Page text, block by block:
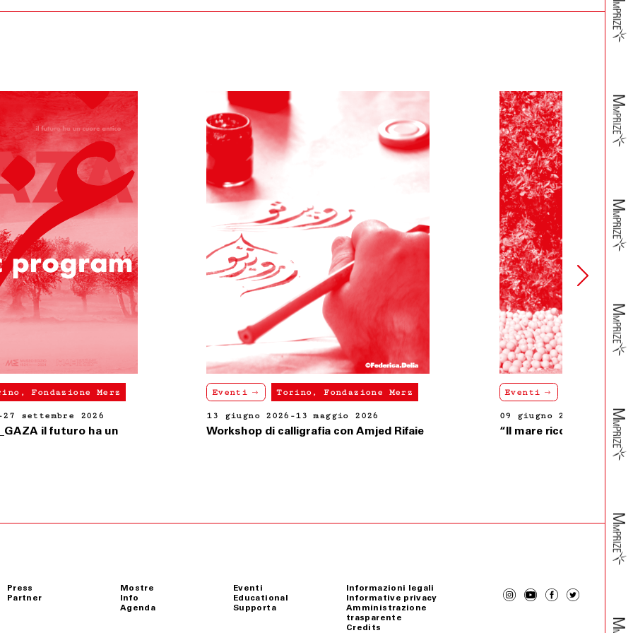
anche a seguito del perfezionamento dello stesso, acquisite ulteriori informazioni, insorgessero dubbi o perplessità
l’acquisto.
effettuato mediante storno dell’importo addebitato sulla carta di credito indicata dal Cliente.
non prevedibile, indisponibilità dei mezzi di trasporto, ove tali casi possano provocare ritardo, ovvero rendere la
o fossero causa di significativo aumento del costo a suo carico, si riserverà di risolvere il contratto. In tali ipotesi,
di posta elettronica del Cliente.
del pagamento effettuato, che avverrà mediante storno dell’importo addebitato sulla carta di credito da lui
a qualsiasi titolo nei confronti di Fondazione Merz.
Legge italiana.
Eventi Torino, Fondazione Merz
13 giugno 2026-13 maggio 2026
Workshop di calligrafia con Amjed Rifaie
Eventi Torino, Fondazione Merz
09 giugno 2026
“Il mare ricorda” con Nabil Bey Salameh
Press
Partner
Mostre
Info
Agenda
Eventi
Educational
Supporta
Informazioni legali
Informative privacy
Amministrazione
trasparente
Credits